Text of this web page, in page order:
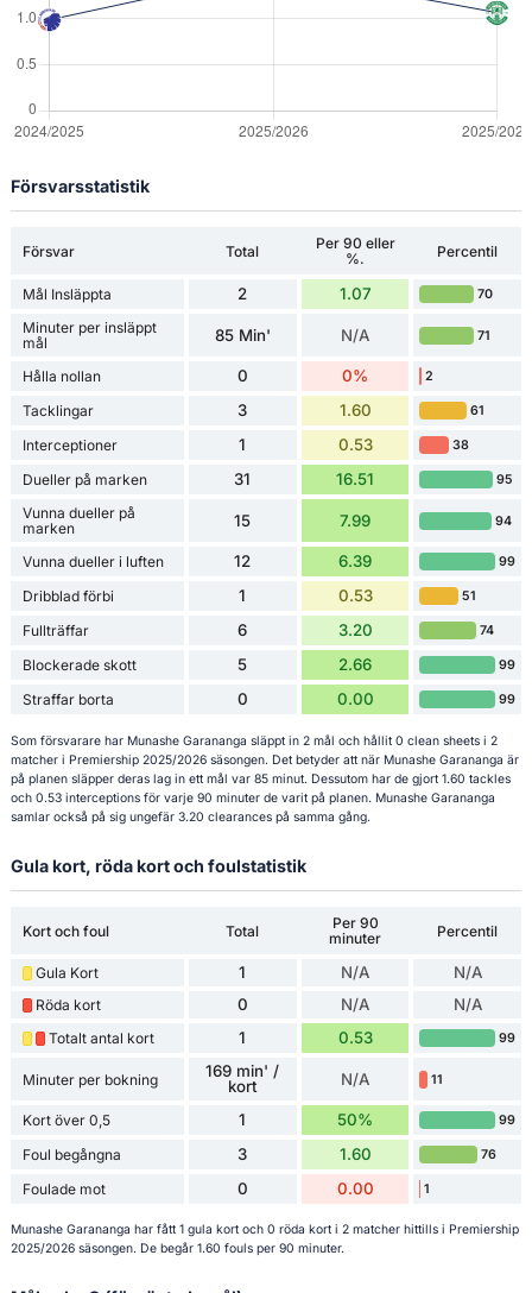
Försvarsstatistik
Försvar Total
Per 90 eller
%.
Percentil
Mål Insläppta 2 1.07 70
Minuter per insläppt
mål
85 Min' N/A 71
Hålla nollan 0 0% 2
Tacklingar 3 1.60 61
Interceptioner 1 0.53 38
Dueller på marken 31 16.51 95
Vunna dueller på
marken
15 7.99 94
Vunna dueller i luften 12 6.39 99
Dribblad förbi 1 0.53 51
Fullträffar 6 3.20 74
Blockerade skott 5 2.66 99
Straffar borta 0 0.00 99
Som försvarare har Munashe Garananga släppt in 2 mål och hållit 0 clean sheets i 2
matcher i Premiership 2025/2026 säsongen. Det betyder att när Munashe Garananga är
på planen släpper deras lag in ett mål var 85 minut. Dessutom har de gjort 1.60 tackles
och 0.53 interceptions för varje 90 minuter de varit på planen. Munashe Garananga
samlar också på sig ungefär 3.20 clearances på samma gång.
Gula kort, röda kort och foulstatistik
Kort och foul Total
Per 90
minuter
Percentil
Gula Kort 1 N/A N/A
Röda kort 0 N/A N/A
Totalt antal kort 1 0.53 99
Minuter per bokning
169 min' /
kort
N/A 11
Kort över 0,5 1 50% 99
Foul begångna 3 1.60 76
Foulade mot 0 0.00 1
Munashe Garananga har fått 1 gula kort och 0 röda kort i 2 matcher hittills i Premiership
2025/2026 säsongen. De begår 1.60 fouls per 90 minuter.